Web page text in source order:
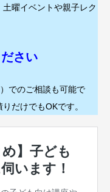
曜イベントや親子レク
さい
でのご相談も可能で
だけでもOKです。